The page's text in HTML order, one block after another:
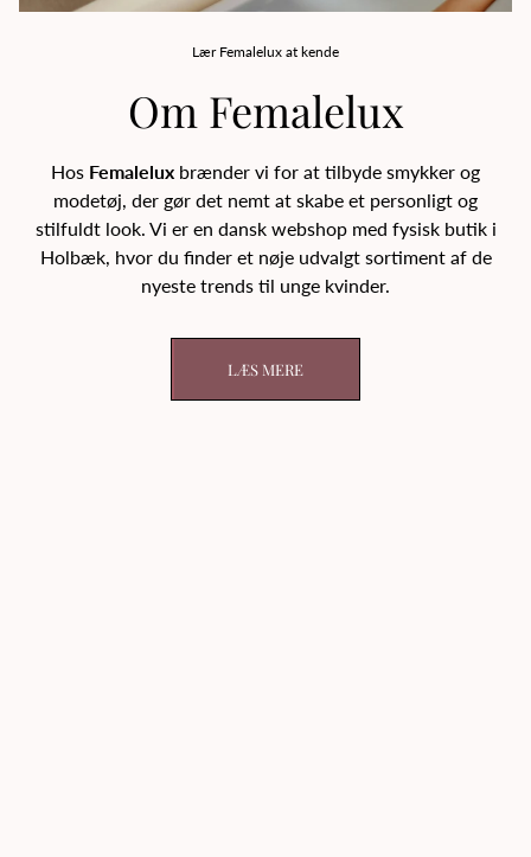
Lær Femalelux at kende
Om Femalelux
Hos Femalelux brænder vi for at tilbyde smykker og
modetøj, der gør det nemt at skabe et personligt og
stilfuldt look. Vi er en dansk webshop med fysisk butik i
Holbæk, hvor du finder et nøje udvalgt sortiment af de
nyeste trends til unge kvinder.
LÆS MERE